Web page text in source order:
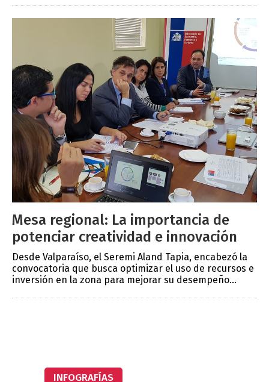
Mesa regional: La importancia de
potenciar creatividad e innovación
Desde Valparaíso, el Seremi Aland Tapia, encabezó la
convocatoria que busca optimizar el uso de recursos e
inversión en la zona para mejorar su desempeño...
INFOGRAFÍAS